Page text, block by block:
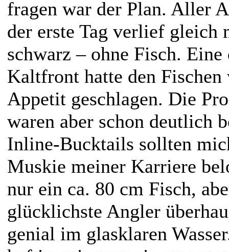
fragen war der Plan. Aller
der erste Tag verlief gleich
schwarz – ohne Fisch. Eine
Kaltfront hatte den
Appetit geschlagen. Die
waren aber schon deutlich
Inline-Bucktails sollten
Muskie meiner Karriere
nur ein ca. 80 cm Fisch,
glücklichste Angler
genial im glasklaren